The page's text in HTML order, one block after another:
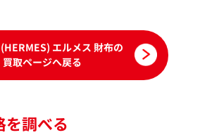
エルメス 財布の
買取ページへ戻る
を調べる